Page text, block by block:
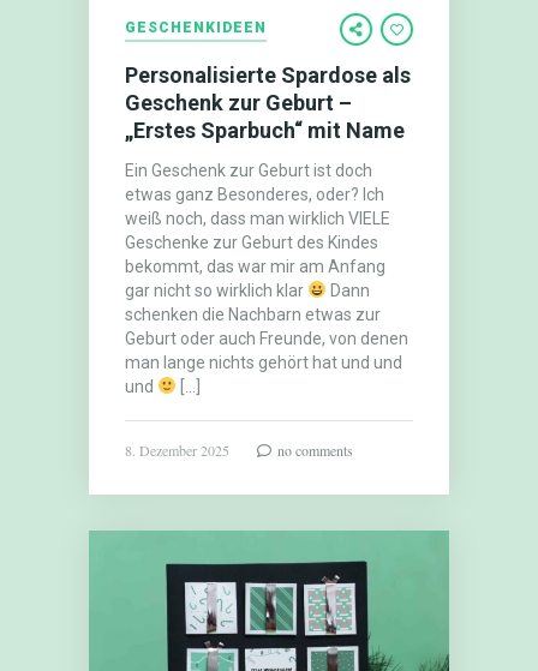
GESCHENKIDEEN
Personalisierte Spardose als
Geschenk zur Geburt –
„Erstes Sparbuch“ mit Name
Ein Geschenk zur Geburt ist doch
etwas ganz Besonderes, oder? Ich
weiß noch, dass man wirklich VIELE
Geschenke zur Geburt des Kindes
bekommt, das war mir am Anfang
gar nicht so wirklich klar
Dann
schenken die Nachbarn etwas zur
Geburt oder auch Freunde, von denen
man lange nichts gehört hat und und
und
8. Dezember 2025 no comments